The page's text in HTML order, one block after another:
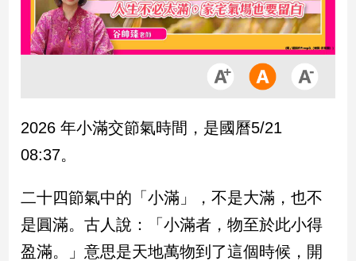
品
政
治
焦
點
品
2026 年小滿交節氣時間，是國曆5/21
08:37。
二十四節氣中的「小滿」，不是大滿，也不
是圓滿。古人說：「小滿者，物至於此小得
盈滿。」意思是天地萬物到了這個時候，開